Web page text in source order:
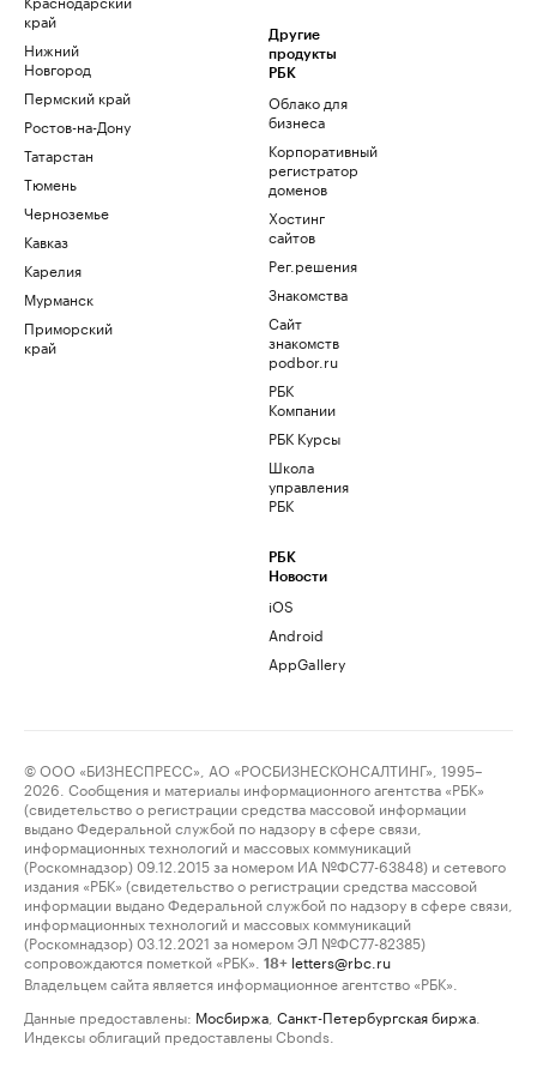
край
Нижний
Новгород
Пермский край
Ростов-на-Дону
Татарстан
Тюмень
Черноземье
Кавказ
Карелия
Мурманск
Приморский
край
Другие
продукты
РБК
Облако для
бизнеса
Корпоративный
регистратор
доменов
Хостинг
сайтов
Рег.решения
Знакомства
Сайт
знакомств
podbor.ru
РБК
Компании
РБК Курсы
Школа
управления
РБК
РБК
Новости
iOS
Android
AppGallery
© ООО «БИЗНЕСПРЕСС», АО «РОСБИЗНЕСКОНСАЛТИНГ», 1995–
2026. Сообщения и материалы информационного агентства «РБК»
(свидетельство о регистрации средства массовой информации
выдано Федеральной службой по надзору в сфере связи,
информационных технологий и массовых коммуникаций
(Роскомнадзор) 09.12.2015 за номером ИА №ФС77-63848) и сетевого
издания «РБК» (свидетельство о регистрации средства массовой
информации выдано Федеральной службой по надзору в сфере связи,
информационных технологий и массовых коммуникаций
(Роскомнадзор) 03.12.2021 за номером ЭЛ №ФС77-82385)
сопровождаются пометкой «РБК».
18+ letters@rbc.ru
Владельцем сайта является информационное агентство «РБК».
Данные предоставлены: Мосбиржа Санкт-Петербургская биржа
Индексы облигаций предоставлены Cbonds.